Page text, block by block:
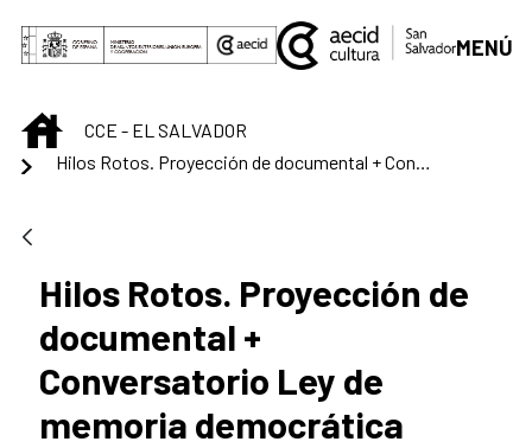
Saltar al contenido principal
MENÚ
INICIOCCE - EL SALVADOR
Hilos Rotos. Proyección de
documental +
Conversatorio Ley de
memoria democrática